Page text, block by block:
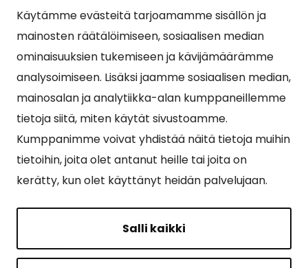
Käytämme evästeitä tarjoamamme sisällön ja
mainosten räätälöimiseen, sosiaalisen median
ominaisuuksien tukemiseen ja kävijämäärämme
analysoimiseen. Lisäksi jaamme sosiaalisen median,
mainosalan ja analytiikka-alan kumppaneillemme
tietoja siitä, miten käytät sivustoamme.
Kumppanimme voivat yhdistää näitä tietoja muihin
tietoihin, joita olet antanut heille tai joita on
kerätty, kun olet käyttänyt heidän palvelujaan.
Salli kaikki
Suosituimmat sivut
Esityslistat, pöytäkirjat, viranhaltijapäätökset ja
kuulutukset
Tietoa ja ohjeistusta koronavirukseen liittyen
Asiointipiste
Sähköinen asiointi
Yhteydenotto
Tilavaraus